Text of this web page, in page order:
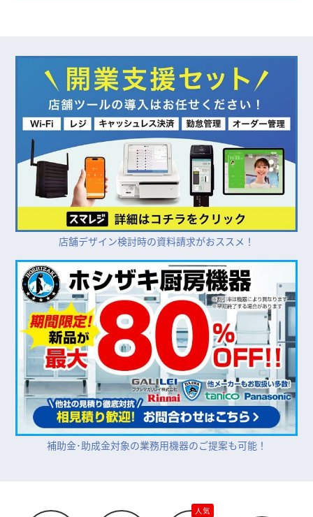
店舗デザイン検討時の資料請求がおススメ！
補助金･助成金対象の業務用機器のご提案も可能！